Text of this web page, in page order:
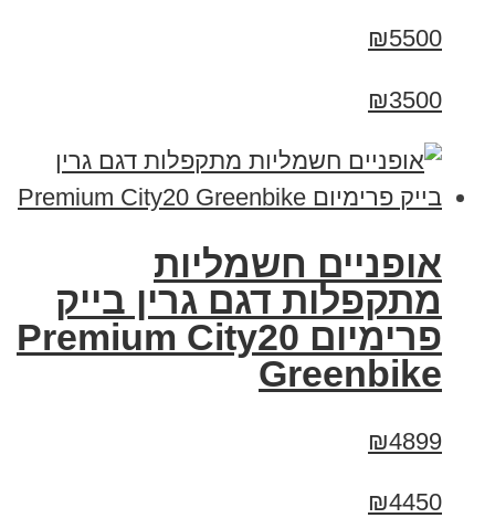
₪5500
₪3500
אופניים חשמליות
מתקפלות דגם גרין בייק
פרימיום Premium City20
Greenbike
₪4899
₪4450